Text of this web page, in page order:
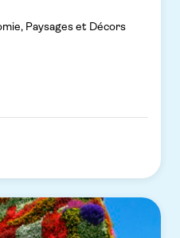
Paysages et Décors